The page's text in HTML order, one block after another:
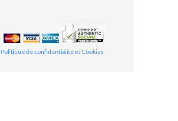
Politique de confidentialité et Cookies